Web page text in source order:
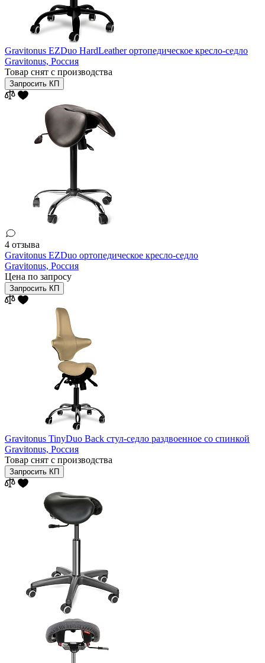
Gravitonus EZDuo HardLeather ортопедическое кресло-седло
Gravitonus, Россия
Товар снят с производства
Запросить КП
4 отзыва
Gravitonus EZDuo ортопедическое кресло-седло
Gravitonus, Россия
Цена по запросу
Запросить КП
Gravitonus TinyDuo Back стул-седло раздвоенное со спинкой
Gravitonus, Россия
Товар снят с производства
Запросить КП